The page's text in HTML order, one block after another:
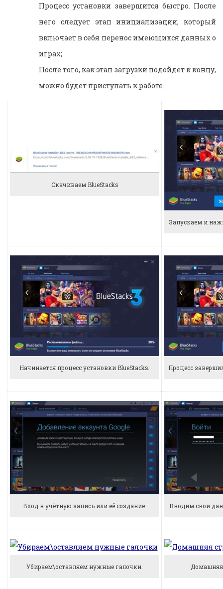
Процесс установки завершится быстро. После
него следует этап инициализации, который
включает в себя перенос имеющихся данных о
играх;
После того, как этап загрузки подойдет к концу,
можно будет приступать к работе.
Скачиваем BlueStacks
Запускаем и
Начинается процесс установки BlueStacks. Процесс
Вход в учётную запись или её создание. Вводим свои
Убираем\оставляем нужные галочки. Домашняя